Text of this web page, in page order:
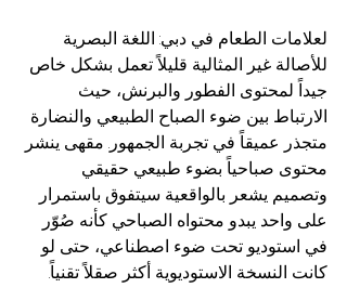
لعلامات الطعام في دبي: اللغة البصرية
للأصالة غير المثالية قليلاً تعمل بشكل خاص
جيداً لمحتوى الفطور والبرنش، حيث
الارتباط بين ضوء الصباح الطبيعي والنضارة
متجذر عميقاً في تجربة الجمهور. مقهى ينشر
محتوى صباحياً بضوء طبيعي حقيقي
وتصميم يشعر بالواقعية سيتفوق باستمرار
على واحد يبدو محتواه الصباحي كأنه صُوّر
في استوديو تحت ضوء اصطناعي، حتى لو
كانت النسخة الاستوديوية أكثر صقلاً تقنياً.